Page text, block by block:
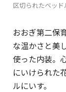
区切られたベッド
おおぎ第二保
な温かさと美
使った内装。
にいけられた
ルにいす。